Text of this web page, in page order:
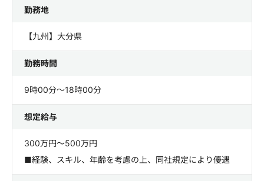
勤務地
【九州】大分県
勤務時間
9時00分～18時00分
想定給与
300万円～500万円
■経験、スキル、年齢を考慮の上、同社規定により優遇